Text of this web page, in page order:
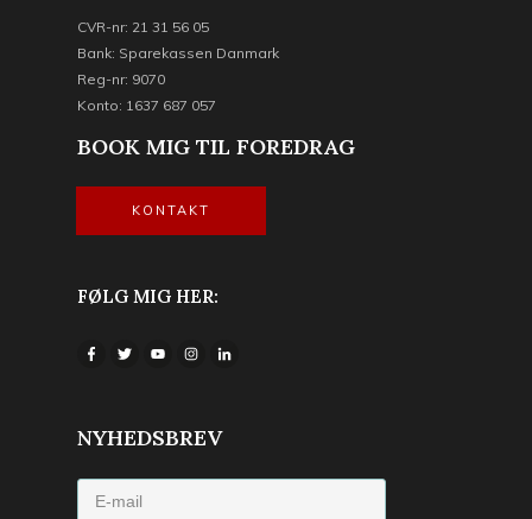
CVR-nr: 21 31 56 05
Bank: Sparekassen Danmark
Reg-nr: 9070
Konto: 1637 687 057
BOOK MIG TIL FOREDRAG
KONTAKT
FØLG MIG HER:
NYHEDSBREV